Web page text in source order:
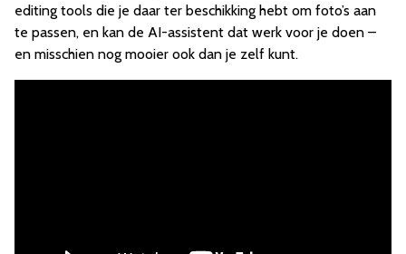
editing tools die je daar ter beschikking hebt om foto’s aan
te passen, en kan de AI-assistent dat werk voor je doen –
en misschien nog mooier ook dan je zelf kunt.